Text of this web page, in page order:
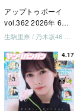
アップトゥボーイ
vol.362 2026年 6月
号
4.17